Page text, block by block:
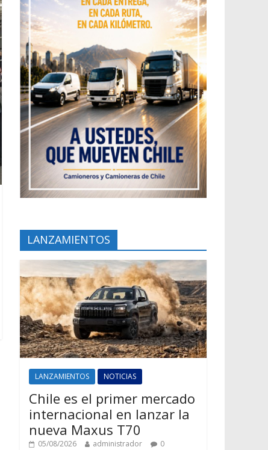
LANZAMIENTOS
LANZAMIENTOS NOTICIAS
Chile es el primer mercado
internacional en lanzar la
nueva Maxus T70
05/08/2026 administrador 0